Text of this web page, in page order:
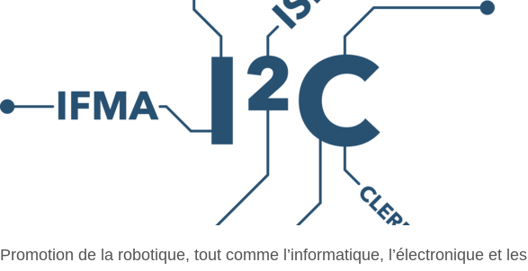
Promotion de la robotique, tout comme l’informatique, l’électronique et les